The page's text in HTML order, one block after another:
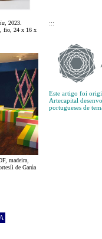
, 2023.
fio, 24 x 16 x
madeira,
de Garúa
:::
Este artigo foi
Artecapital
portugueses de